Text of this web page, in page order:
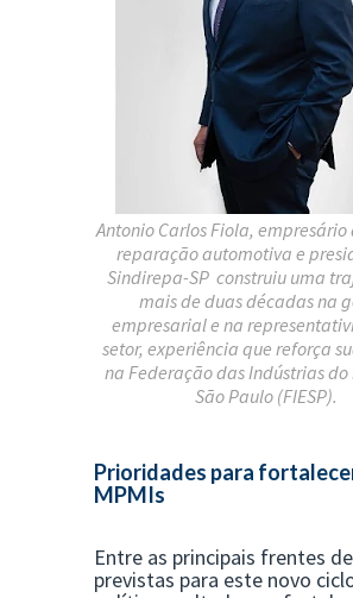
Antonio Carlos Fiola, empresário
reparação automotiva e
Sindirepa-SPconstruiu uma
mais de duas décadas na
empresarial e na
setor, experiência que reforça
na Federação das Indústrias do
São Paulo (FIESP).
Prioridades para
MPMIs
Entre as principais frentes
previstas para este novo